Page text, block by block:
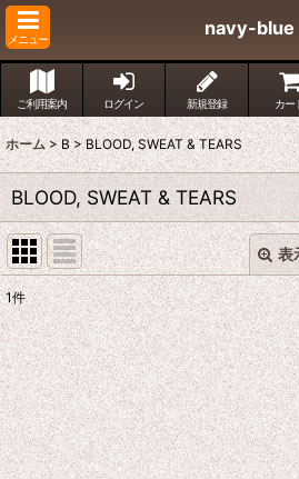
メニュー
navy-blue
ご利用案内 ログイン 新規登録 カー
ホーム > B > BLOOD, SWEAT & TEARS
BLOOD, SWEAT & TEARS
表
表示数:
並び順:
絞り込む
1件